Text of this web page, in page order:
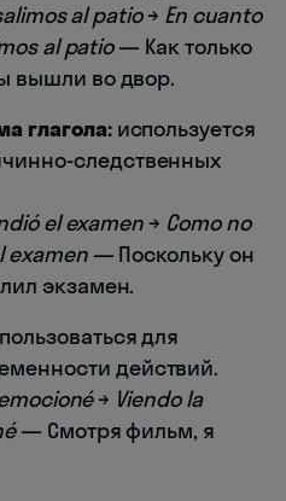
al patio→ En cuanto
al patio— Как только
вышли во двор.
глагола:используется
следственных
el examen→ Como no
examen— Поскольку он
экзамен.
для
действий.
→ Viendo la
— Смотря фильм, я